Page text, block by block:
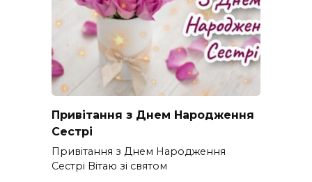
Привітання з Днем Народження
Сестрі
Привітання з Днем Народження
Сестрі Вітаю зі святом